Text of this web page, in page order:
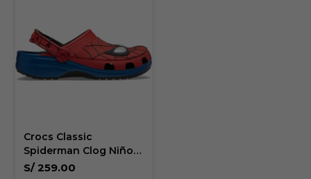
Crocs Classic
Spiderman Clog Niños
más de 5 años
S/ 259.00